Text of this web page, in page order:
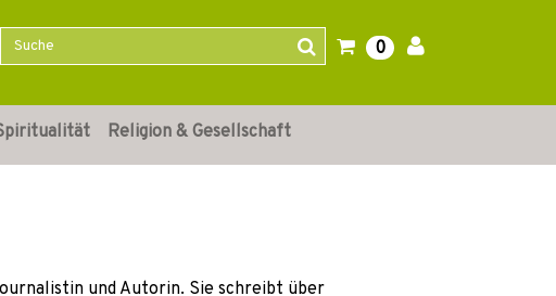
0
Religion & Gesellschaft
und Autorin. Sie schreibt über